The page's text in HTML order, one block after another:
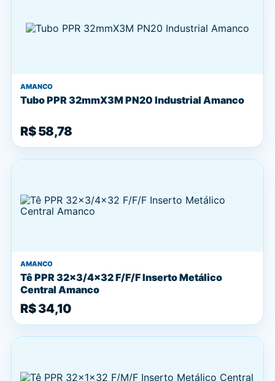
AMANCO
Tubo PPR 32mmX3M PN20 Industrial Amanco
R$ 58,78
AMANCO
Tê PPR 32x3/4x32 F/F/F Inserto Metálico
Central Amanco
R$ 34,10